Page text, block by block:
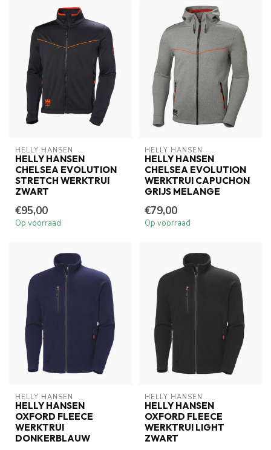
HELLY HANSEN
HELLY HANSEN
CHELSEA EVOLUTION
STRETCH WERKTRUI
ZWART
€95,00
Op voorraad
HELLY HANSEN
HELLY HANSEN
CHELSEA EVOLUTION
WERKTRUI CAPUCHON
GRIJS MELANGE
€79,00
Op voorraad
HELLY HANSEN
HELLY HANSEN
OXFORD FLEECE
WERKTRUI
DONKERBLAUW
HELLY HANSEN
HELLY HANSEN
OXFORD FLEECE
WERKTRUI LIGHT
ZWART